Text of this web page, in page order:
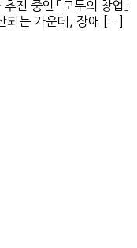
진 중인 「모두의 창업」
되는 가운데, 장애 […]